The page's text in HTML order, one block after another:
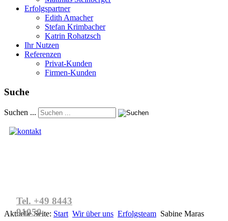
Erfolgspartner
Edith Amacher
Stefan Krimbacher
Katrin Rohatzsch
Ihr Nutzen
Referenzen
Privat-Kunden
Firmen-Kunden
Suche
Suchen ...
Tel. +49 8443
91050
Aktuelle Seite: Start Wir über uns Erfolgsteam Sabine Maras